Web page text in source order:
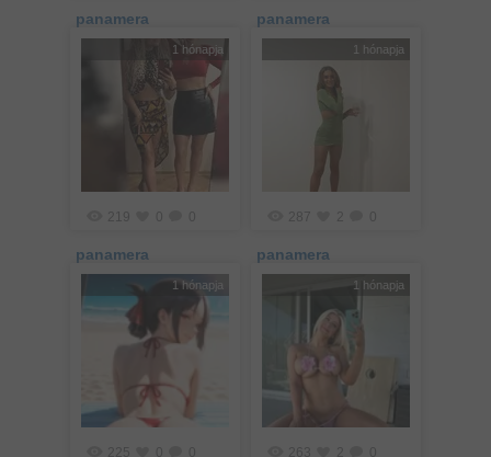
panamera panamera
1 hónapja
219
panamera
1 hónapja
287 2
panamera
1 hónapja
225
1 hónapja
263 2